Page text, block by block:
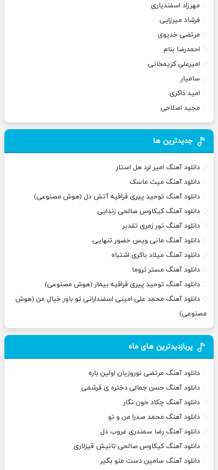
مهرزاد اسفندیاری
فرشاد میرزایی
مرتضی خدیوی
احمدرضا بنام
امیرعلی کریمخانی
سامیار
امید ذاکری
مجید اصلاحی
جدیدترین ها
دانلود آهنگ امیر لرد هل استار
دانلود آهنگ میث ماسک
دانلود آهنگ توحید پیری قراقیه آتش دل (هوش مصنوعی)
دانلود آهنگ کیکاوس صالحی زندایی
دانلود آهنگ تور زمری تقدیر
دانلود آهنگ مانی ویس حضور تنهایی
دانلود آهنگ میلاد باکری اشتباه
دانلود آهنگ مستر تروما
دانلود آهنگ توحید پیری قراقیه بیمار (هوش مصنوعی)
دانلود آهنگ محمد علی امینی اسفندارانی تو باور خیال من (هوش
مصنوعی)
پربازدیدترین های ماه
دانلود آهنگ مرتضی نوروزیان اولین باره
دانلود آهنگ حسن جمالی دختره ی قرشمی
دانلود آهنگ چکاد خون نگار
دانلود آهنگ محمد صدرا من و تو
دانلود آهنگ رضا سمندری غروب دل
دانلود آهنگ کیکاوس صالحی تانیش قیزلاری
دانلود آهنگ سامین دست منو بگیر